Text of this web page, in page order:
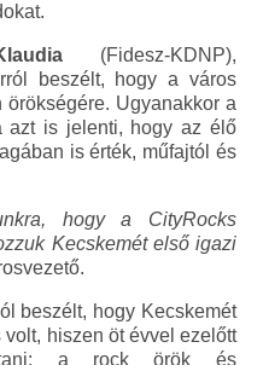
(Fidesz-KDNP),
beszélt, hogy a város
Ugyanakkor a
azt is jelenti, hogy az élő
is érték, műfajtól és
hogy a CityRocks
Kecskemét első igazi
beszélt, hogy Kecskemét
hiszen öt évvel ezelőtt
a rock örök és